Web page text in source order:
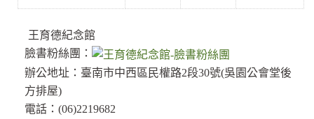
王育德紀念館
臉書粉絲團：
辦公地址：臺南市中西區民權路2段30號(吳園公會堂後
方排屋)
電話：(06)2219682